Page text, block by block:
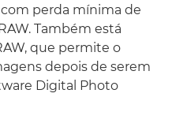
perda mínima de
Também está
que permite o
depois de serem
Digital Photo